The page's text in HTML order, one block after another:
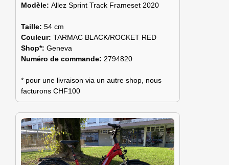
Modèle: Allez Sprint Track Frameset 2020
Taille: 54 cm
Couleur: TARMAC BLACK/ROCKET RED
Shop*: Geneva
Numéro de commande: 2794820
* pour une livraison via un autre shop, nous
facturons CHF100